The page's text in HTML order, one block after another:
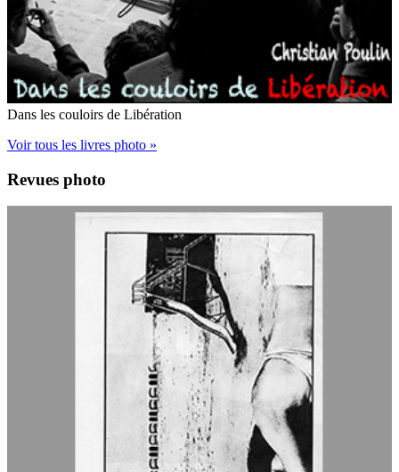
Dans les couloirs de Libération
Voir tous les livres photo »
Revues photo